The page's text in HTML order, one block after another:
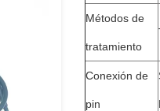
Métodos de
tratamiento
Conexión de
pin